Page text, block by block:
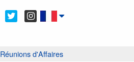
Réunions d'Affaires